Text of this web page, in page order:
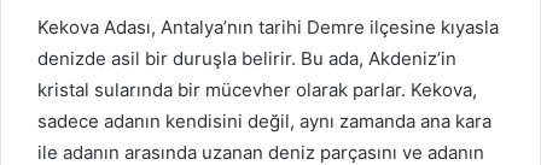
Kekova Adası, Antalya’nın tarihi Demre ilçesine kıyasla
denizde asil bir duruşla belirir. Bu ada, Akdeniz’in
kristal sularında bir mücevher olarak parlar. Kekova,
sadece adanın kendisini değil, aynı zamanda ana kara
ile adanın arasında uzanan deniz parçasını ve adanın